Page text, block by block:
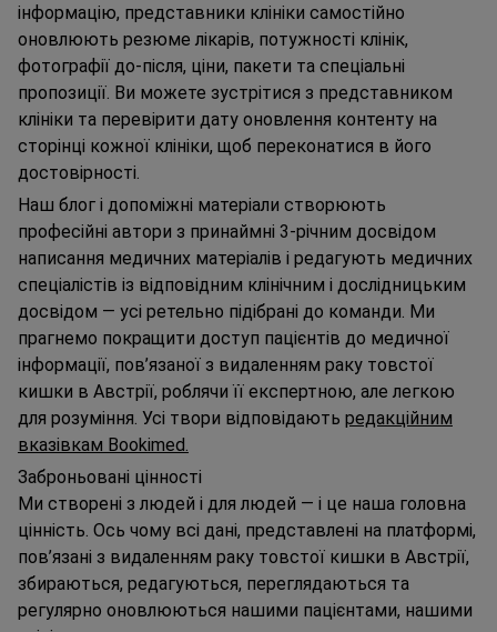
інформацію, представники клініки самостійно
оновлюють резюме лікарів, потужності клінік,
фотографії до-після, ціни, пакети та спеціальні
пропозиції. Ви можете зустрітися з представником
клініки та перевірити дату оновлення контенту на
сторінці кожної клініки, щоб переконатися в його
достовірності.
Наш блог і допоміжні матеріали створюють
професійні автори з принаймні 3-річним досвідом
написання медичних матеріалів і редагують медичних
спеціалістів із відповідним клінічним і дослідницьким
досвідом — усі ретельно підібрані до команди. Ми
прагнемо покращити доступ пацієнтів до медичної
інформації, пов’язаної з видаленням раку товстої
кишки в Австрії, роблячи її експертною, але легкою
для розуміння. Усі твори відповідають редакційним
вказівкам Bookimed.
Заброньовані цінності
Ми створені з людей і для людей — і це наша головна
цінність. Ось чому всі дані, представлені на платформі,
пов’язані з видаленням раку товстої кишки в Австрії,
збираються, редагуються, переглядаються та
регулярно оновлюються нашими пацієнтами, нашими